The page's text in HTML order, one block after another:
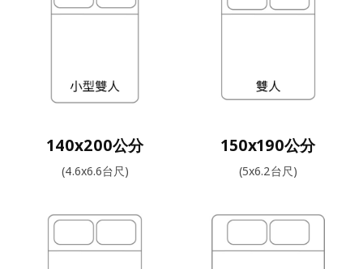
140x200公分
(4.6x6.6台尺)
150x190公分
(5x6.2台尺)